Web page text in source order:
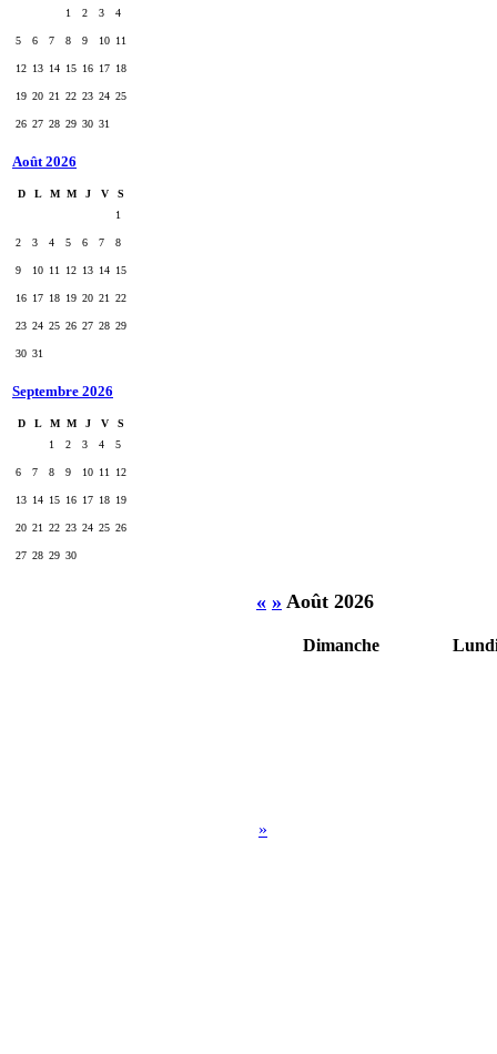
1
2 3 4
5 6 7 8 9 10 11
12 13 14 15 16 17 18
19 20 21 22 23 24 25
26 27 28 29 30 31
Août 2026
D L M M J V
S
1
2 3 4 5 6 7 8
9 10 11 12 13 14 15
16 17 18 19 20 21 22
23 24 25 26 27 28 29
30 31
Septembre 2026
D L M M J V
S
1
2 3 4 5
6 7 8 9 10 11 12
13 14 15 16 17 18 19
20 21 22 23 24 25 26
27 28 29 30
« » Août 2026
Dimanche
»